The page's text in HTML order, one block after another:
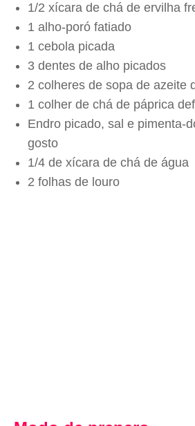
1/2 xícara de chá de ervilha
1 alho-poró fatiado
1 cebola picada
3 dentes de alho picados
2 colheres de sopa de azeite
1 colher de chá de páprica
Endro picado, sal e pimenta-
gosto
1/4 de xícara de chá de água
2 folhas de louro